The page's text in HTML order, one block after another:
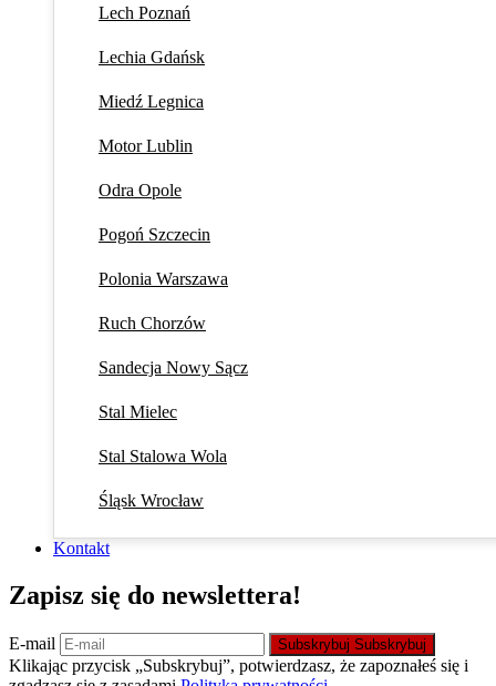
Lech Poznań
Lechia Gdańsk
Miedź Legnica
Motor Lublin
Odra Opole
Pogoń Szczecin
Polonia Warszawa
Ruch Chorzów
Sandecja Nowy Sącz
Stal Mielec
Stal Stalowa Wola
Śląsk Wrocław
Kontakt
Zapisz się do newslettera!
E-mail Subskrybuj Subskrybuj
Klikając przycisk „Subskrybuj”, potwierdzasz, że zapoznałeś się i